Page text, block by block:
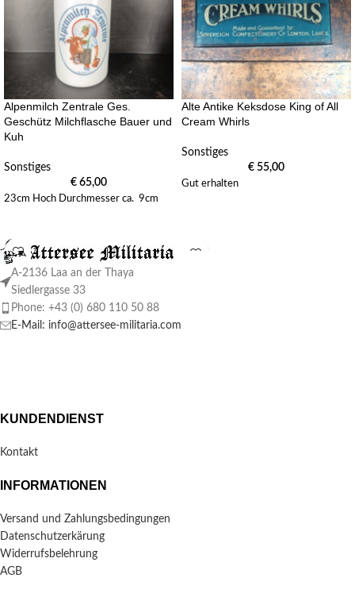
Alpenmilch Zentrale Ges.
Geschütz Milchflasche Bauer und
Kuh
Sonstiges
€ 65,00
23cm Hoch Durchmesser ca. 9cm
Alte Antike Keksdose King of All
Cream Whirls
Sonstiges
€ 55,00
Gut erhalten
A-2136 Laa an der Thaya
Siedlergasse 33
Phone: +43 (0) 680 110 50 88
E-Mail: info@attersee-militaria.com
KUNDENDIENST
Kontakt
INFORMATIONEN
Versand und Zahlungsbedingungen
Datenschutzerkärung
Widerrufsbelehrung
AGB